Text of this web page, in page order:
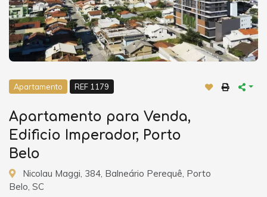
Apartamento REF 1179
Apartamento para Venda,
Edificio Imperador, Porto
Belo
Nicolau Maggi, 384, Balneário Perequê, Porto
Belo, SC